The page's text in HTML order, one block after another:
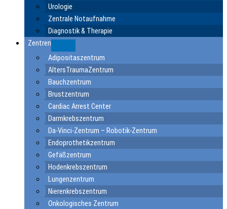
Urologie
Zentrale Notaufnahme
Diagnostik & Therapie
Zentren
Adipositaszentrum
AltersTraumaZentrum
Bauchzentrum
Brustzentrum
Cardiac Arrest Center
Darmkrebszentrum
Da-Vinci-Zentrum – Robotik-Zentrum
Endoprothetikzentrum
Gefäßzentrum
Hodenkrebszentrum
Lungenzentrum
Nierenkrebszentrum
Onkologisches Zentrum